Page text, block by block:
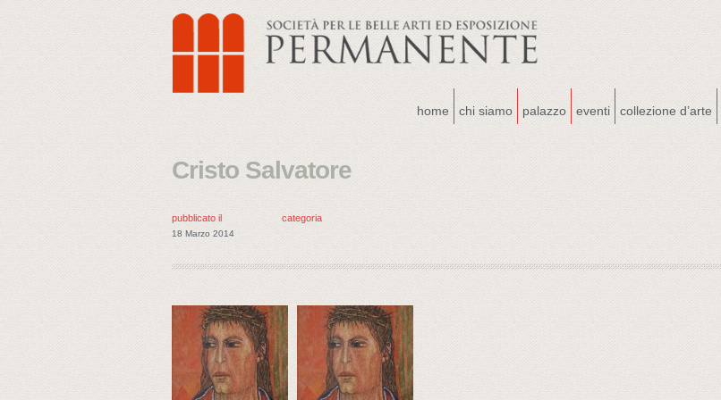
home chi siamo palazzo eventi collezione d’arte
Cristo Salvatore
pubblicato il
18 Marzo 2014
categoria